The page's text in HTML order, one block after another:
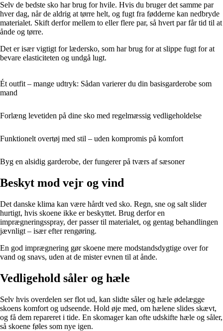
Selv de bedste sko har brug for hvile. Hvis du bruger det samme par
hver dag, når de aldrig at tørre helt, og fugt fra fødderne kan nedbryde
materialet. Skift derfor mellem to eller flere par, så hvert par får tid til at
ånde og tørre.
Det er især vigtigt for lædersko, som har brug for at slippe fugt for at
bevare elasticiteten og undgå lugt.
Ét outfit – mange udtryk: Sådan varierer du din basisgarderobe som
mand
Forlæng levetiden på dine sko med regelmæssig vedligeholdelse
Funktionelt overtøj med stil – uden kompromis på komfort
Byg en alsidig garderobe, der fungerer på tværs af sæsoner
Beskyt mod vejr og vind
Det danske klima kan være hårdt ved sko. Regn, sne og salt slider
hurtigt, hvis skoene ikke er beskyttet. Brug derfor en
imprægneringsspray, der passer til materialet, og gentag behandlingen
jævnligt – især efter rengøring.
En god imprægnering gør skoene mere modstandsdygtige over for
vand og snavs, uden at de mister evnen til at ånde.
Vedligehold såler og hæle
Selv hvis overdelen ser flot ud, kan slidte såler og hæle ødelægge
skoens komfort og udseende. Hold øje med, om hælene slides skævt,
og få dem repareret i tide. En skomager kan ofte udskifte hæle og såler,
så skoene føles som nye igen.